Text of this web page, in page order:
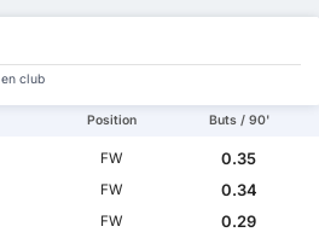
club
Position Buts / 90'
FW
0.35
FW
0.34
FW
0.29